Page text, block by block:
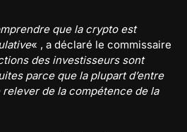
que la crypto est
« , a déclaré le commissaire
des investisseurs sont
parce que la plupart d’entre
relever de la compétence de la